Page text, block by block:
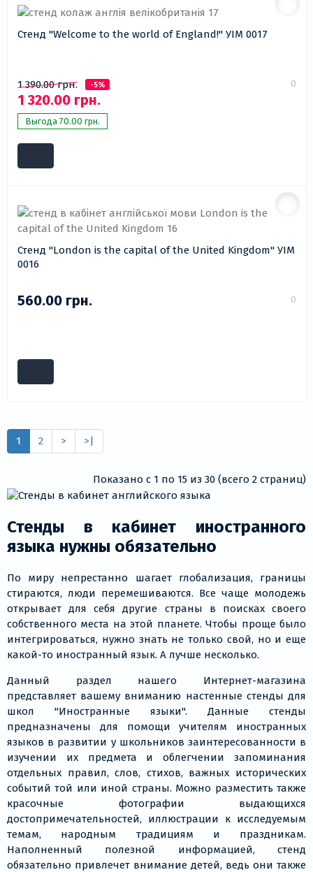
Стенд "Welcome to the world of England!" УІМ 0017
1 390.00 грн. -5%
1 320.00 грн.
Выгода 70.00 грн.
0
Стенд "London is the capital of the United Kingdom" УІМ
0016
560.00 грн. 0
1 2 > >|
Показано с 1 по 15 из 30 (всего 2 страниц)
Стенды в кабинет иностранного
языка нужны обязательно
По миру непрестанно шагает глобализация, границы
стираются, люди перемешиваются. Все чаще молодежь
открывает для себя другие страны в поисках своего
собственного места на этой планете. Чтобы проще было
интегрироваться, нужно знать не только свой, но и еще
какой-то иностранный язык. А лучше несколько.
Данный раздел нашего Интернет-магазина
представляет вашему вниманию настенные стенды для
школ "Иностранные языки". Данные стенды
предназначены для помощи учителям иностранных
языков в развитии у школьников заинтересованности в
изучении их предмета и облегчении запоминания
отдельных правил, слов, стихов, важных исторических
событий той или иной страны. Можно разместить также
красочные фотографии выдающихся
достопримечательностей, иллюстрации к исследуемым
темам, народным традициям и праздникам.
Наполненный полезной информацией, стенд
обязательно привлечет внимание детей, ведь они также